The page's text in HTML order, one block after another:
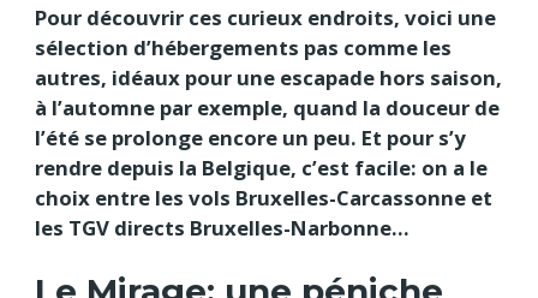
Pour découvrir ces curieux endroits, voici une
sélection d’hébergements pas comme les
autres, idéaux pour une escapade hors saison,
à l’automne par exemple, quand la douceur de
l’été se prolonge encore un peu. Et pour s’y
rendre depuis la Belgique, c’est facile: on a le
choix entre les vols Bruxelles-Carcassonne et
les TGV directs Bruxelles-Narbonne…